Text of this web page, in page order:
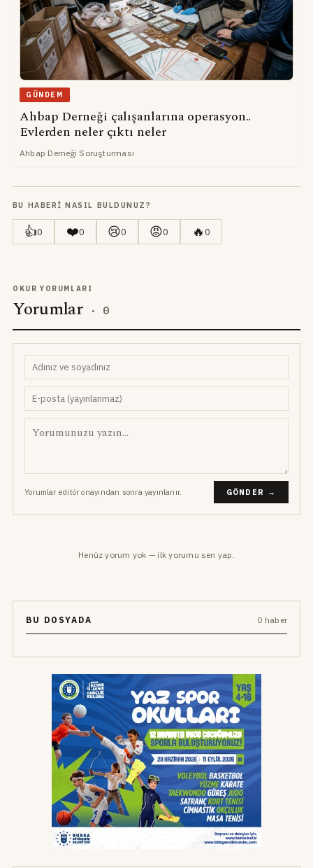
GÜNDEM
Ahbap Derneği çalışanlarına operasyon..
Evlerden neler çıktı neler
Ahbap Derneği Soruşturması
BU HABERI NASIL BULDUNUZ?
👍0 ❤️0 😢0 😡0 🔥0
OKUR YORUMLARI
Yorumlar · 0
Yorumlar editör onayından sonra yayınlanır. GÖNDER →
Henüz yorum yok — ilk yorumu sen yap.
BU DOSYADA 0 haber